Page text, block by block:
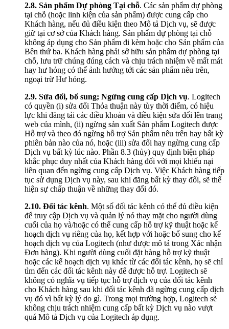
2.8. Sản phẩm Dự phòng Tại chỗ. Các sản phẩm dự phòng
tại chỗ (hoặc linh kiện của sản phẩm) được cung cấp cho
Khách hàng, nếu đủ điều kiện theo Mô tả Dịch vụ, sẽ được
giữ tại cơ sở của Khách hàng. Sản phẩm dự phòng tại chỗ
không áp dụng cho Sản phẩm đi kèm hoặc cho Sản phẩm của
Bên thứ ba. Khách hàng phải sở hữu sản phẩm dự phòng tại
chỗ, lưu trữ chúng đúng cách và chịu trách nhiệm về mất mát
hay hư hỏng có thể ảnh hưởng tới các sản phẩm nêu trên,
ngoại trừ Hư hỏng.
2.9. Sửa đổi, bổ sung; Ngừng cung cấp Dịch vụ. Logitech
có quyền (i) sửa đổi Thỏa thuận này tùy thời điểm, có hiệu
lực khi đăng tải các điều khoản và điều kiện sửa đổi lên trang
web của mình, (ii) ngừng sản xuất Sản phẩm Logitech được
Hỗ trợ và theo đó ngừng hỗ trợ Sản phẩm nêu trên hay bất kỳ
phiên bản nào của nó, hoặc (iii) sửa đổi hay ngừng cung cấp
Dịch vụ bất kỳ lúc nào. Phần 8.3 (hủy) quy định biện pháp
khắc phục duy nhất của Khách hàng đối với mọi khiếu nại
liên quan đến ngừng cung cấp Dịch vụ. Việc Khách hàng tiếp
tục sử dụng Dịch vụ này, sau khi đăng bất kỳ thay đổi, sẽ thể
hiện sự chấp thuận về những thay đổi đó.
2.10. Đối tác kênh. Một số đối tác kênh có thể đủ điều kiện
để truy cập Dịch vụ và quản lý nó thay mặt cho người dùng
cuối của họ và/hoặc có thể cung cấp hỗ trợ kỹ thuật hoặc kế
hoạch dịch vụ riêng của họ, kết hợp với hoặc bổ sung cho kế
hoạch dịch vụ của Logitech (như được mô tả trong Xác nhận
Đơn hàng). Khi người dùng cuối đặt hàng hỗ trợ kỹ thuật
hoặc các kế hoạch dịch vụ khác từ các đối tác kênh, họ sẽ chỉ
tìm đến các đối tác kênh này để được hỗ trợ. Logitech sẽ
không có nghĩa vụ tiếp tục hỗ trợ dịch vụ của đối tác kênh
cho Khách hàng sau khi đối tác kênh đã ngừng cung cấp dịch
vụ đó vì bất kỳ lý do gì. Trong mọi trường hợp, Logitech sẽ
không chịu trách nhiệm cung cấp bất kỳ Dịch vụ nào vượt
quá Mô tả Dịch vụ của Logitech áp dụng.